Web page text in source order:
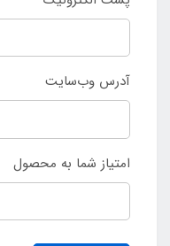
آدرس وب‌سایت
امتیاز شما به محصول